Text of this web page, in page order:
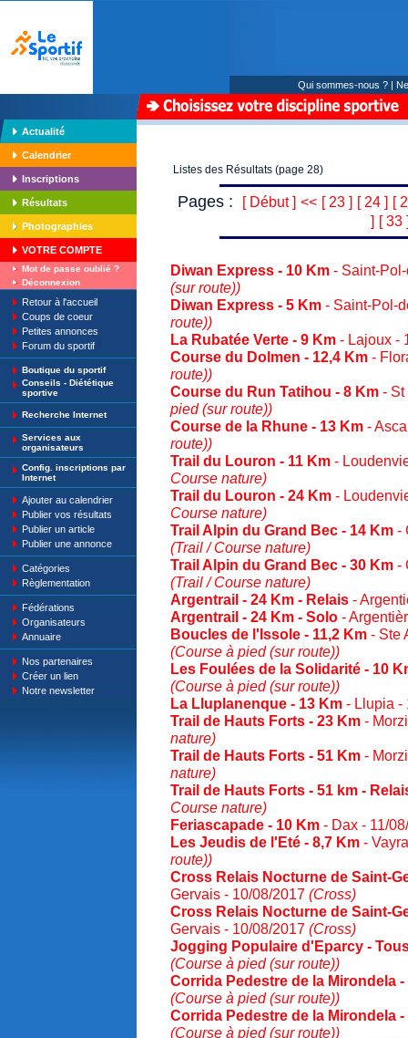
Qui sommes-nous ? |
Actualité
Calendrier
Inscriptions
Résultats
Photographies
VOTRE COMPTE
Mot de passe oublié ?
Déconnexion
Retour à l'accueil
Coups de coeur
Petites annonces
Forum du sportif
Boutique du sportif
Conseils - Diététique
sportive
Recherche Internet
Services aux
organisateurs
Config. inscriptions par
Internet
Ajouter au calendrier
Publier vos résultats
Publier un article
Publier une annonce
Catégories
Règlementation
Fédérations
Organisateurs
Annuaire
Nos partenaires
Créer un lien
Notre newsletter
Listes des Résultats (page 28)
Pages : [ Début ] << [ 23 ] [ 24 ] [
] [ 33
Diwan Express - 10 Km - Saint-
(sur route))
Diwan Express - 5 Km - Saint-Pol-
route))
La Rubatée Verte - 9 Km - Lajoux -
Course du Dolmen - 12,4 Km -
route))
Course du Run Tatihou - 8 Km -
pied (sur route))
Course de la Rhune - 13 Km -
route))
Trail du Louron - 11 Km -
Course nature)
Trail du Louron - 24 Km -
Course nature)
Trail Alpin du Grand Bec - 14 Km -
(Trail / Course nature)
Trail Alpin du Grand Bec - 30 Km -
(Trail / Course nature)
Argentrail - 24 Km - Relais -
Argentrail - 24 Km - Solo -
Boucles de l'Issole - 11,2 Km - Ste
(Course à pied (sur route))
Les Foulées de la Solidarité - 10
(Course à pied (sur route))
La Lluplanenque - 13 Km - Llupia -
Trail de Hauts Forts - 23 Km -
nature)
Trail de Hauts Forts - 51 Km -
nature)
Trail de Hauts Forts - 51 km -
Course nature)
Feriascapade - 10 Km - Dax - 11/
Les Jeudis de l'Eté - 8,7 Km -
route))
Cross Relais Nocturne de Saint-
Gervais - 10/08/2017 (Cross)
Cross Relais Nocturne de Saint-
Gervais - 10/08/2017 (Cross)
Jogging Populaire d'Eparcy -
(Course à pied (sur route))
Corrida Pedestre de la Mirondela
(Course à pied (sur route))
Corrida Pedestre de la Mirondela
(Course à pied (sur route))